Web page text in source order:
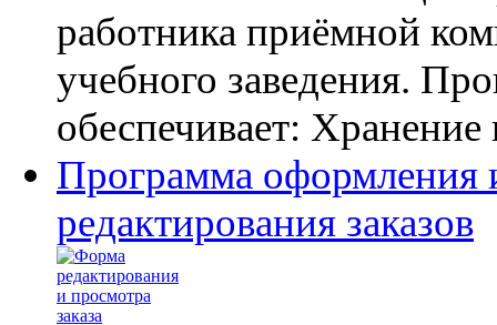
работника приёмной
учебного заведения.
обеспечивает:
Программа оформления
редактирования заказов